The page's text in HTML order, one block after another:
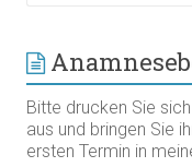
Bitte drucken Sie
aus und bringen Sie
ersten Termin in